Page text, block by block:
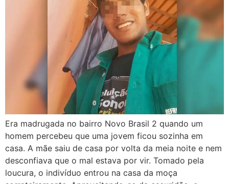
Era madrugada no bairro Novo Brasil 2 quando um
homem percebeu que uma jovem ficou sozinha em
casa. A mãe saiu de casa por volta da meia noite e nem
desconfiava que o mal estava por vir. Tomado pela
loucura, o indivíduo entrou na casa da moça